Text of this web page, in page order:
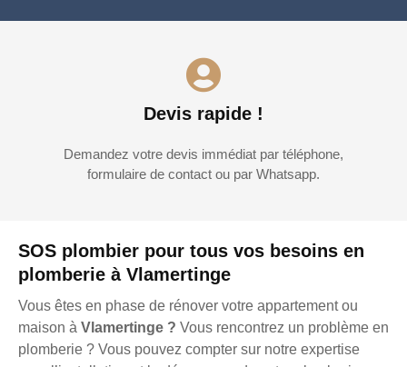
SOS plombier pour tous vos besoins en
plomberie à Vlamertinge
Vous êtes en phase de rénover votre appartement ou
maison à Vlamertinge ? Vous rencontrez un problème en
plomberie ? Vous pouvez compter sur notre expertise
Devis rapide !
Demandez votre devis immédiat par téléphone,
formulaire de contact ou par Whatsapp.